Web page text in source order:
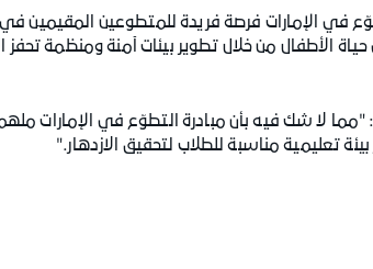
الإمارات فرصة فريدة للمتطوعين المقيمين في
الأطفال من خلال تطوير بيئات آمنة ومنظمة
لا شك فيه بأن مبادرة التطوّع في الإمارات
تعليمية مناسبة للطلاب لتحقيق الازدهار."